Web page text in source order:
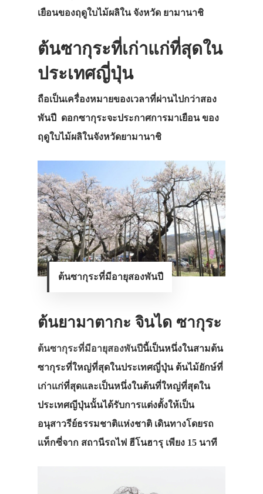
เยือนของฤดูใบไม้ผลิใน จังหวัด ยามานาชิ
ต้นซากุระที่เก่าแก่ที่สุดใน
ประเทศญี่ปุ่น
ถือเป็นเครื่องหมายของเวลาที่ผ่านไปกว่าสอง
พันปี ดอกซากุระจะประกาศการมาเยือน ของ
ฤดูใบไม้ผลิในจังหวัดยามานาชิ
ต้นซากุระที่มีอายุสองพันปี
ต้นยามาตากะ จินได ซากุระ
ต้นซากุระที่มีอายุสองพันปีนี้เป็นหนึ่งในสามต้น
ซากุระที่ใหญ่ที่สุดในประเทศญี่ปุ่น ต้นไม้ยักษ์ที่
เก่าแก่ที่สุดและเป็นหนึ่งในต้นที่ใหญ่ที่สุดใน
ประเทศญีปุ่นนั้นได้รับการแต่งตั้งให้เป็น
อนุสาวรีย์ธรรมชาติแห่งชาติ เดินทางโดยรถ
แท็กซี่จาก สถานีรถไฟ ฮีโนฮารุ เพียง 15 นาที